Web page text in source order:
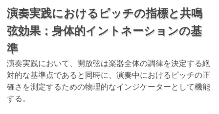
演奏実践におけるピッチの指標と共鳴
弦効果：身体的イントネーションの基
準
演奏実践において、開放弦は楽器全体の調律を決定する絶
対的な基準点であると同時に、演奏中におけるピッチの正
確さを測定するための物理的なインジケーターとして機能
する。